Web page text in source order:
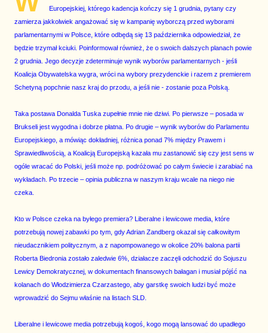
Europejskiej, którego kadencja kończy się 1 grudnia, pytany czy
zamierza jakkolwiek angażować się w kampanię wyborczą przed wyborami
parlamentarnymi w Polsce, które odbędą się 13 października odpowiedział, że
będzie trzymał kciuki. Poinformował również, że o swoich dalszych planach powie
2 grudnia. Jego decyzje zdeterminuje wynik wyborów parlamentarnych - jeśli
Koalicja Obywatelska wygra, wróci na wybory prezydenckie i razem z premierem
Schetyną popchnie nasz kraj do przodu, a jeśli nie - zostanie poza Polską.
Taka postawa Donalda Tuska zupełnie mnie nie dziwi. Po pierwsze – posada w
Brukseli jest wygodna i dobrze płatna. Po drugie – wynik wyborów do Parlamentu
Europejskiego, a mówiąc dokładniej, różnica ponad 7% między Prawem i
Sprawiedliwością, a Koalicją Europejską kazała mu zastanowić się czy jest sens w
ogóle wracać do Polski, jeśli może np. podróżować po całym świecie i zarabiać na
wykładach. Po trzecie – opinia publiczna w naszym kraju wcale na niego nie
czeka.
Kto w Polsce czeka na byłego premiera? Liberalne i lewicowe media, które
potrzebują nowej zabawki po tym, gdy Adrian Zandberg okazał się całkowitym
nieudacznikiem politycznym, a z napompowanego w okolice 20% balona partii
Roberta Biedronia zostało zaledwie 6%, działacze zaczęli odchodzić do Sojuszu
Lewicy Demokratycznej, w dokumentach finansowych bałagan i musiał pójść na
kolanach do Włodzimierza Czarzastego, aby garstkę swoich ludzi być może
wprowadzić do Sejmu właśnie na listach SLD.
Liberalne i lewicowe media potrzebują kogoś, kogo mogą lansować do upadłego